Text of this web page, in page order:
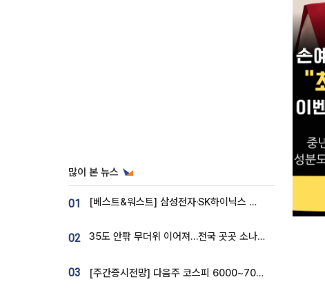
많이 본 뉴스
01 [베스트&워스트] 삼성전자·SK하이닉스 밀린 한 주…상상인증권은 85% 급등
02 35도 안팎 무더위 이어져…전국 곳곳 소나기 [오늘 날씨]
03 [주간증시전망] 다음주 코스피 6000~7000⋯“外人 수급은 정책이 변수”